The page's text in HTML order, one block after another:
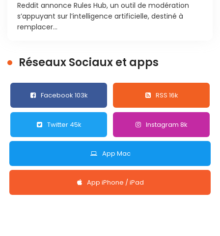
Reddit annonce Rules Hub, un outil de modération
s’appuyant sur l’intelligence artificielle, destiné à
remplacer...
Réseaux Sociaux et apps
Facebook 103k RSS 16k
Twitter 45k Instagram 8k
App Mac
App iPhone / iPad